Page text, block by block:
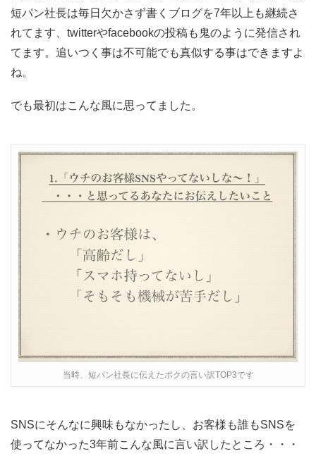
短パン社長は毎日欠かさず書くブログを7年以上も継続さ
れてます、twitterやfacebookの投稿も鬼のように発信され
てます。追いつく事は不可能でも真似する事はできますよ
ね。
でも最初はこんな風に思ってました。
当時、短パン社長に伝えたボクの言い訳TOP3です
SNSにそんなに興味もなかったし、お客様も誰もSNSを
使ってなかった3年前こんな風に言い訳したところ・・・